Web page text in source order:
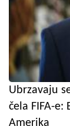
Ubrzavaju
čela FIFA-
Amerika